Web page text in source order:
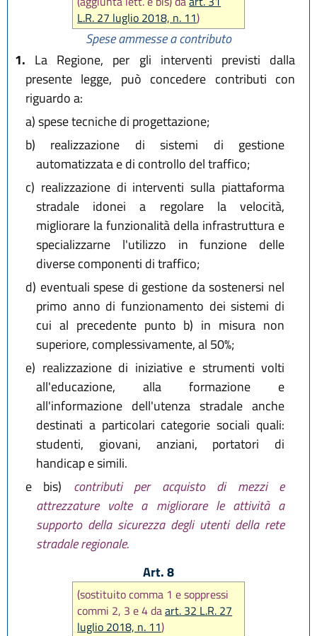
L.R. 27 luglio 2018, n. 11)
Spese ammesse a contributo
1. La Regione, per gli interventi previsti dalla
presente legge, può concedere contributi con
riguardo a:
a)spese tecniche di progettazione;
b) realizzazione di sistemi di gestione
automatizzata e di controllo del traffico;
c) realizzazione di interventi sulla piattaforma
stradale idonei a regolare la velocità,
migliorare la funzionalità della infrastruttura e
specializzarne l'utilizzo in funzione delle
diverse componenti di traffico;
d) eventuali spese di gestione da sostenersi nel
primo anno di funzionamento dei sistemi di
cui al precedente punto b) in misura non
superiore, complessivamente, al 50%;
e) realizzazione di iniziative e strumenti volti
all'educazione, alla formazione e
all'informazione dell'utenza stradale anche
destinati a particolari categorie sociali quali:
studenti, giovani, anziani, portatori di
handicap e simili.
e bis)
contributi per acquisto di mezzi e
attrezzature volte a migliorare le attività a
supporto della sicurezza degli utenti della rete
stradale regionale.
Art. 8
(sostituito comma 1 e soppressi
commi 2, 3 e 4 daart. 32 L.R. 27
luglio 2018, n. 11)